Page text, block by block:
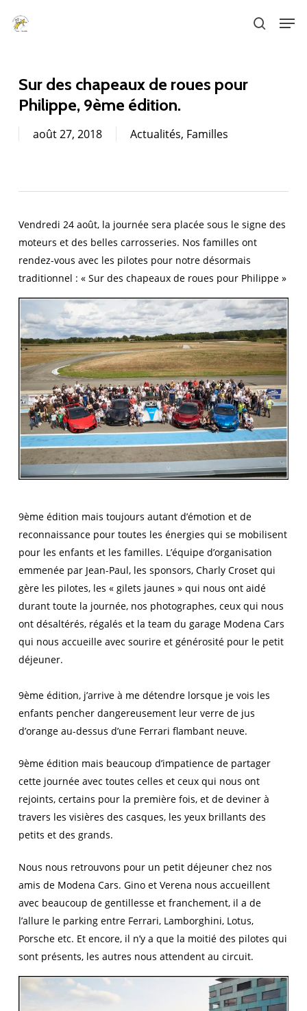
search
Sur des chapeaux de roues pour
Philippe, 9ème édition.
août 27, 2018 Actualités, Familles
Vendredi 24 août, la journée sera placée sous le signe des
moteurs et des belles carrosseries. Nos familles ont
rendez-vous avec les pilotes pour notre désormais
traditionnel : « Sur des chapeaux de roues pour Philippe »
9ème édition mais toujours autant d’émotion et de
reconnaissance pour toutes les énergies qui se mobilisent
pour les enfants et les familles. L’équipe d’organisation
emmenée par Jean-Paul, les sponsors, Charly Croset qui
gère les pilotes, les « gilets jaunes » qui nous ont aidé
durant toute la journée, nos photographes, ceux qui nous
ont désaltérés, régalés et la team du garage Modena Cars
qui nous accueille avec sourire et générosité pour le petit
déjeuner.
9ème édition, j’arrive à me détendre lorsque je vois les
enfants pencher dangereusement leur verre de jus
d’orange au-dessus d’une Ferrari flambant neuve.
9ème édition mais beaucoup d’impatience de partager
cette journée avec toutes celles et ceux qui nous ont
rejoints, certains pour la première fois, et de deviner à
travers les visières des casques, les yeux brillants des
petits et des grands.
Nous nous retrouvons pour un petit déjeuner chez nos
amis de Modena Cars. Gino et Verena nous accueillent
avec beaucoup de gentillesse et franchement, il a de
l’allure le parking entre Ferrari, Lamborghini, Lotus,
Porsche etc. Et encore, il n’y a que la moitié des pilotes qui
sont présents, les autres nous attendent au circuit.